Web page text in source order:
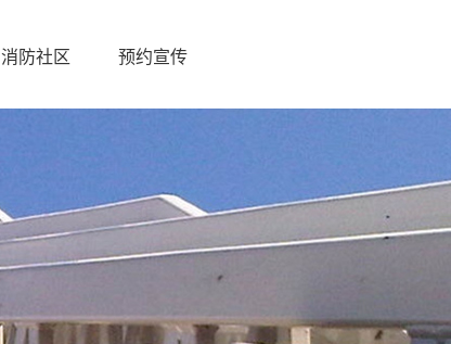
消防社区 预约宣传